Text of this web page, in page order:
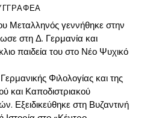
Μεταλληνός γεννήθηκε στην
στη Δ. Γερμανία και
παιδεία του στο Νέο Ψυχικό
Φιλολογίας και της
και Καποδιστριακού
Εξειδικεύθηκε στη Βυζαντινή